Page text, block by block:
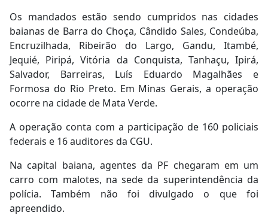
Os mandados estão sendo cumpridos nas cidades
baianas de Barra do Choça, Cândido Sales, Condeúba,
Encruzilhada, Ribeirão do Largo, Gandu, Itambé,
Jequié, Piripá, Vitória da Conquista, Tanhaçu, Ipirá,
Salvador, Barreiras, Luís Eduardo Magalhães e
Formosa do Rio Preto. Em Minas Gerais, a operação
ocorre na cidade de Mata Verde.
A operação conta com a participação de 160 policiais
federais e 16 auditores da CGU.
Na capital baiana, agentes da PF chegaram em um
carro com malotes, na sede da superintendência da
polícia. Também não foi divulgado o que foi
apreendido.